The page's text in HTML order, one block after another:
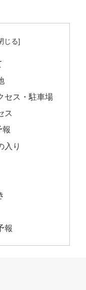
セス・駐車場
ス
報
入り
報